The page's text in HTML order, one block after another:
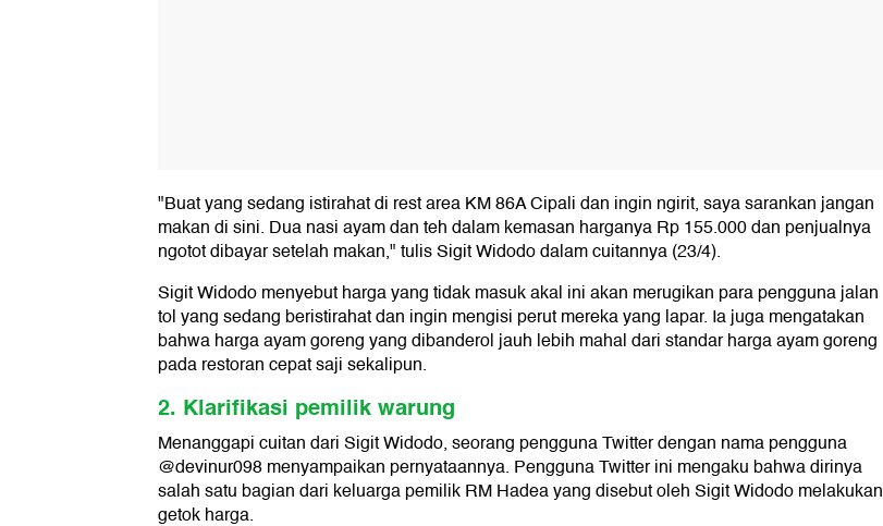
"Buat yang sedang istirahat di rest area KM 86A Cipali dan ingin ngirit, saya sarankan jangan
makan di sini. Dua nasi ayam dan teh dalam kemasan harganya Rp 155.000 dan penjualnya
ngotot dibayar setelah makan," tulis Sigit Widodo dalam cuitannya (23/4).
Sigit Widodo menyebut harga yang tidak masuk akal ini akan merugikan para pengguna jalan
tol yang sedang beristirahat dan ingin mengisi perut mereka yang lapar. Ia juga mengatakan
bahwa harga ayam goreng yang dibanderol jauh lebih mahal dari standar harga ayam goreng
pada restoran cepat saji sekalipun.
2. Klarifikasi pemilik warung
Menanggapi cuitan dari Sigit Widodo, seorang pengguna Twitter dengan nama pengguna
@devinur098 menyampaikan pernyataannya. Pengguna Twitter ini mengaku bahwa dirinya
salah satu bagian dari keluarga pemilik RM Hadea yang disebut oleh Sigit Widodo melakukan
getok harga.